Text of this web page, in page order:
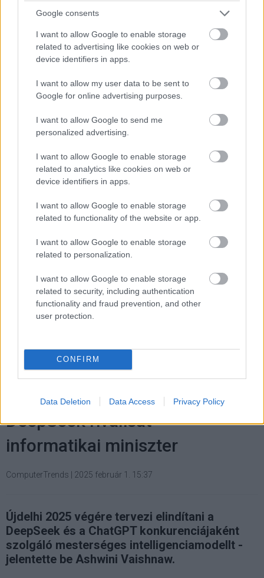
Google consents
I want to allow Google to enable storage
related to advertising like cookies on web or
device identifiers in apps.
I want to allow my user data to be sent to
Google for online advertising purposes.
I want to allow Google to send me
personalized advertising.
I want to allow Google to enable storage
related to analytics like cookies on web or
device identifiers in apps.
I want to allow Google to enable storage
related to functionality of the website or app.
I want to allow Google to enable storage
related to personalization.
I want to allow Google to enable storage
related to security, including authentication
functionality and fraud prevention, and other
user protection.
CONFIRM
Data Deletion Data Access Privacy Policy
A csatornán a könnyed és szórakoztató tartalmak
mellett akció videókkal, testkamerás felvételekkel és
természetesen edukáló, a munkánkhoz kapcsolódó
tájékoztató tartalmakkal is lehet majd találkozni.
Az oldalon folyamatosan megjelenő videók mellett
sorozatokat is láthatnak majd a felhasználók -
tájékoztatta lapunkat a Budapesti Rendőr-főkapitányság.
TikTok csatorna elérése:
https://www.tiktok.com/@brfk_official
Diákok a munkaerőpiacon: Így formálják a 2026-os
trendeket a fiatalok elvárásai (X)
A diákoknak már nem elég a magas órabér,
#brfk #tiktok
#budapesti rendőr-főkapitányság
#közösségi média
India még idén kifejleszti a
DeepSeek riválisát -
informatikai miniszter
ComputerTrends 2025 február 1. 15:37
Újdelhi 2025 végére tervezi elindítani a
DeepSeek és a ChatGPT konkurenciájaként
szolgáló mesterséges intelligenciamodellt -
jelentette be Ashwini Vaishnaw.